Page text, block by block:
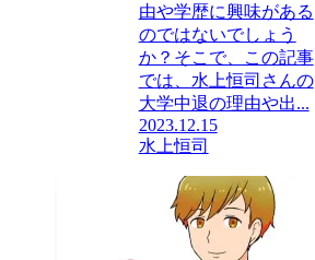
由や学歴に興味がある
のではないでしょう
か？そこで、この記事
では、水上恒司さんの
大学中退の理由や出...
2023.12.15
水上恒司